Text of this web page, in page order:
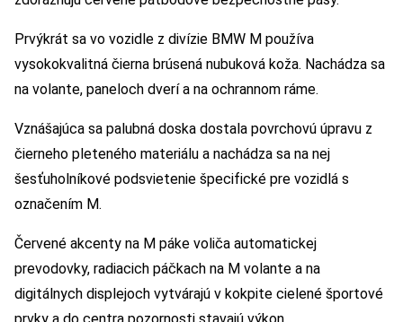
Prvýkrát sa vo vozidle z divízie BMW M používa
vysokokvalitná čierna brúsená nubuková koža. Nachádza sa
na volante, paneloch dverí a na ochrannom ráme.
Vznášajúca sa palubná doska dostala povrchovú úpravu z
čierneho pleteného materiálu a nachádza sa na nej
šesťuholníkové podsvietenie špecifické pre vozidlá s
označením M.
Červené akcenty na M páke voliča automatickej
prevodovky, radiacich páčkach na M volante a na
digitálnych displejoch vytvárajú v kokpite cielené športové